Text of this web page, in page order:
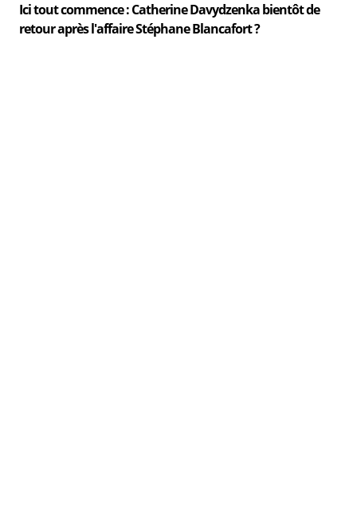
Ici tout commence : Catherine Davydzenka bientôt de
retour après l'affaire Stéphane Blancafort ?